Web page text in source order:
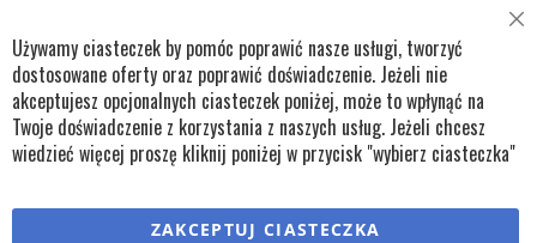
bok@remko.pl
OBSERWUJ NAS
Copyright © wszystkie prawa zastrzeżone TKL Progress
Używamy ciasteczek by pomóc poprawić nasze usługi, tworzyć
dostosowane oferty oraz poprawić doświadczenie. Jeżeli nie
akceptujesz opcjonalnych ciasteczek poniżej, może to wpłynąć na
Twoje doświadczenie z korzystania z naszych usług. Jeżeli chcesz
wiedzieć więcej proszę kliknij poniżej w przycisk "wybierz ciasteczka"
ZAKCEPTUJ CIASTECZKA